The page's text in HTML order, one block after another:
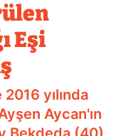
Eşi
yılında
Aycan'ın